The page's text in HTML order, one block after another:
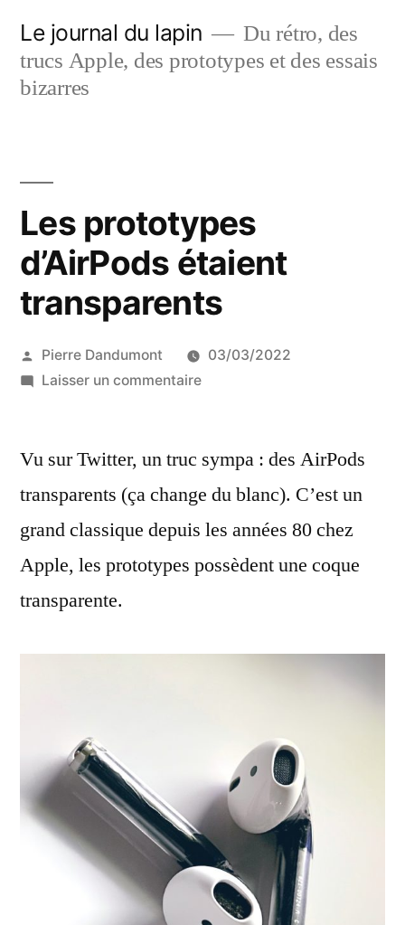
contenu
Le journal du lapin
Du rétro, des
trucs Apple, des prototypes et des essais
bizarres
Les prototypes
d’AirPods étaient
transparents
Publié
par
Pierre Dandumont
03/03/2022
Laisser un commentairesur
d’AirPods
transparents
Vu sur Twitter, un truc sympa : des AirPods
transparents (ça change du blanc). C’est un
grand classique depuis les années 80 chez
Apple, les prototypes possèdent une coque
transparente.